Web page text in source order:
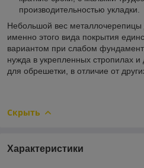
производительностью укладки.
Небольшой вес металлочерепицы
именно этого вида покрытия
вариантом при слабом
нужда в укрепленных стропилах
для обрешетки, в отличие от
Скрыть
Характеристики